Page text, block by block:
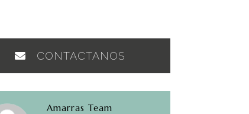
CONTACTANOS
Amarras Team